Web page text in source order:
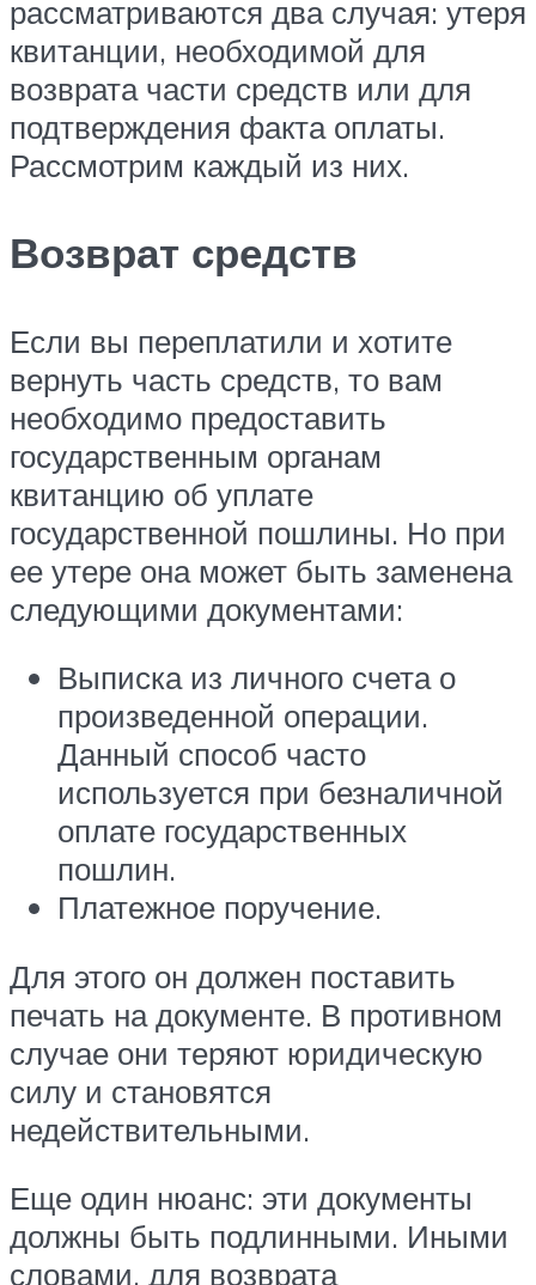
рассматриваются два случая: утеря
квитанции, необходимой для
возврата части средств или для
подтверждения факта оплаты.
Рассмотрим каждый из них.
Возврат средств
Если вы переплатили и хотите
вернуть часть средств, то вам
необходимо предоставить
государственным органам
квитанцию об уплате
государственной пошлины. Но при
ее утере она может быть заменена
следующими документами:
Выписка из личного счета о
произведенной операции.
Данный способ часто
используется при безналичной
оплате государственных
пошлин.
Платежное поручение.
Для этого он должен поставить
печать на документе. В противном
случае они теряют юридическую
силу и становятся
недействительными.
Еще один нюанс: эти документы
должны быть подлинными. Иными
словами, для возврата